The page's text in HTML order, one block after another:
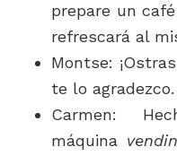
prepare un
refrescará al
Montse:
te lo agradezco.
Carmen:
máquina